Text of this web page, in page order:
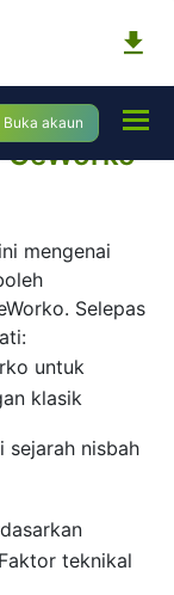
Buka akaun
mengenai
Selepas
untuk
klasik
sejarah nisbah
teknikal